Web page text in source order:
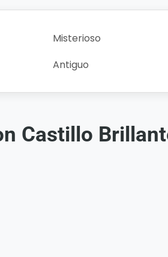
Misterioso
Antiguo
Castillo